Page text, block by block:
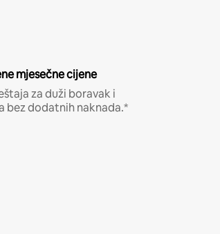
mjesečne cijene
za duži boravak i
bez dodatnih naknada.*